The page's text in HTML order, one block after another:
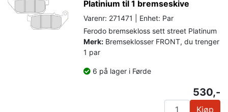
Platinium til 1 bremseskive
Varenr: 271471 | Enhet: Par
Ferodo bremsekloss sett street Platinum
Merk: Bremseklosser FRONT, du trenger
1 par
6 på lager i Førde
530,-
Kjøp